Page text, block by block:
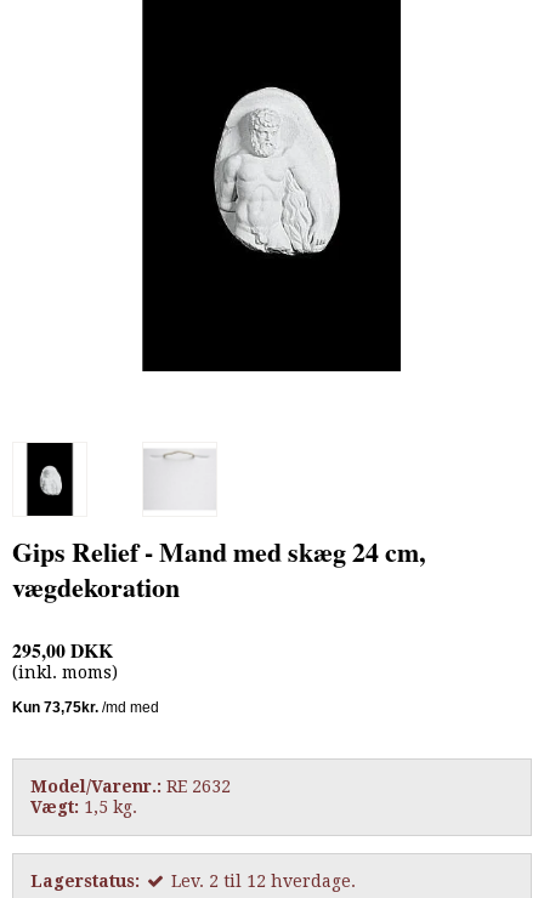
Gips Relief - Mand med skæg 24 cm,
vægdekoration
295,00 DKK
(inkl. moms)
Model/Varenr.: RE 2632
Vægt: 1,5 kg.
Lagerstatus: Lev. 2 til 12 hverdage.